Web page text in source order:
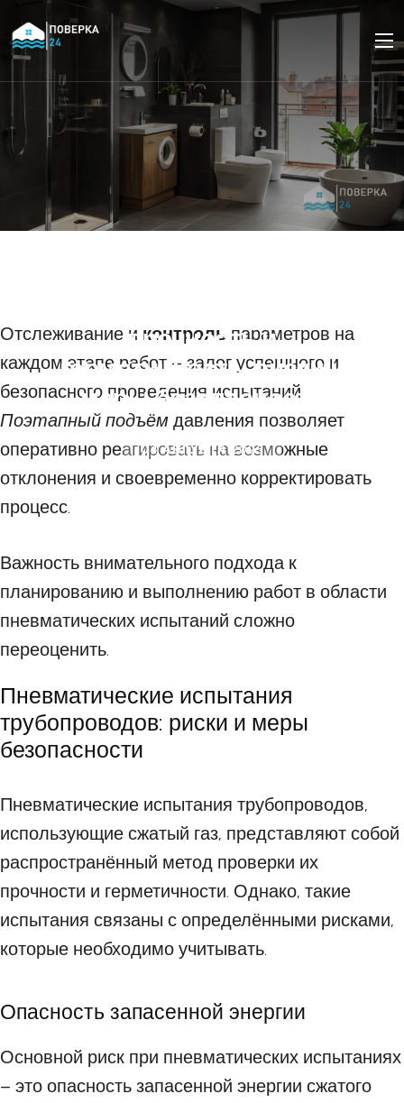
прочность и
герметичность: риски и
меры безопасности
04 АВГУСТА 2025
Отслеживание и контроль параметров на
каждом этапе работ – залог успешного и
безопасного проведения испытаний.
Поэтапный подъём давления позволяет
оперативно реагировать на возможные
отклонения и своевременно корректировать
процесс.
Важность внимательного подхода к
планированию и выполнению работ в области
пневматических испытаний сложно
переоценить.
Пневматические испытания
трубопроводов: риски и меры
безопасности
Пневматические испытания трубопроводов,
использующие сжатый газ, представляют собой
распространённый метод проверки их
прочности и герметичности. Однако, такие
испытания связаны с определёнными рисками,
которые необходимо учитывать.
Опасность запасенной энергии
Основной риск при пневматических испытаниях
– это опасность запасенной энергии сжатого